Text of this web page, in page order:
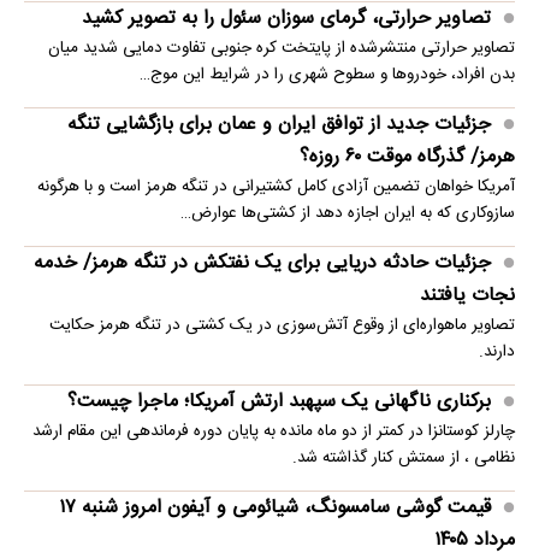
تصاویر حرارتی، گرمای سوزان سئول را به تصویر کشید
تصاویر حرارتی منتشرشده از پایتخت کره جنوبی تفاوت دمایی شدید میان
بدن افراد، خودروها و سطوح شهری را در شرایط این موج…
جزئیات جدید از توافق ایران و عمان برای بازگشایی تنگه
هرمز/ گذرگاه موقت ۶۰ روزه؟
آمریکا خواهان تضمین آزادی کامل کشتیرانی در تنگه هرمز است و با هرگونه
سازوکاری که به ایران اجازه دهد از کشتی‌ها عوارض…
جزئیات حادثه دریایی برای یک نفتکش در تنگه هرمز/ خدمه
نجات یافتند
تصاویر ماهو‌اره‌ای از وقوع آتش‌سوزی در یک کشتی در تنگه هرمز حکایت
دارند.
برکناری ناگهانی یک سپهبد ارتش آمریکا؛ ماجرا چیست؟
چارلز کوستانزا در کمتر از دو ماه مانده به پایان دوره فرماندهی این مقام ارشد
نظامی ، از سمتش کنار گذاشته شد.
قیمت گوشی سامسونگ، شیائومی و آیفون امروز شنبه ۱۷
مرداد ۱۴۰۵